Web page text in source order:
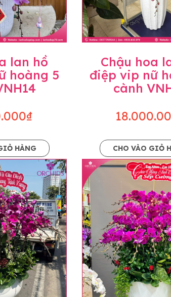
sẽ được phối ghép từ nhiều cây hoa
Cây hoa lan còn phụ thuộc theo mùa
hoa, thưa hoa và cách trang trí.
phẩm được thực hiện dựa trên mẫu
phụ kiện trang trí chúng tôi sẽ chủ động
không thay đổi. Trường hợp không đủ
lan hồ
hoàng 5
HÀNG
Chậu hoa
điệp vip nữ
cành
CHO VÀO GIỎ